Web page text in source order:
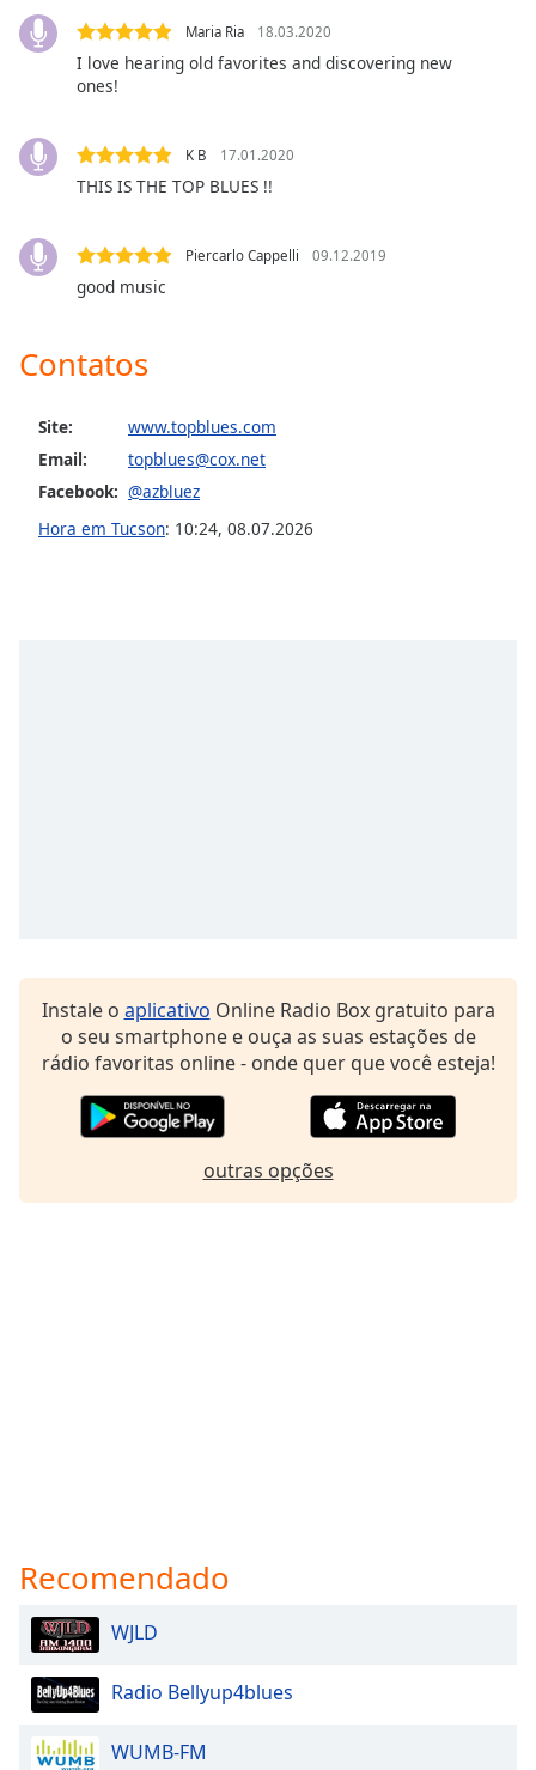
Family
Close
Modal
dialog
Maria Ria 18.03.2020
I love hearing old favorites and discovering new
ones!
K B 17.01.2020
THIS IS THE TOP BLUES !!
Piercarlo Cappelli 09.12.2019
good music
Contatos
Site:
www.topblues.com
Email:
topblues@cox.net
Facebook: @azbluez
Hora em Tucson: 10:24, 08.07.2026
Instale o aplicativo Online Radio Box gratuito para
o seu smartphone e ouça as suas estações de
rádio favoritas online - onde quer que você esteja!
outras opções
Recomendado
WJLD
Radio Bellyup4blues
WUMB-FM